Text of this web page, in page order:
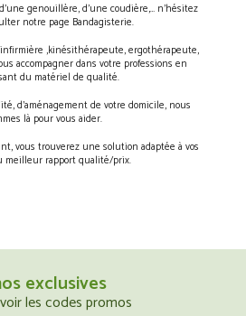
genouillère, d’une coudière,… n’hésitez
notre page Bandagisterie.
,kinésithérapeute, ergothérapeute,
accompagner dans votre professions en
du matériel de qualité.
d’aménagement de votre domicile, nous
là pour vous aider.
vous trouverez une solution adaptée à vos
meilleur rapport qualité/prix.
exclusives
les codes promos